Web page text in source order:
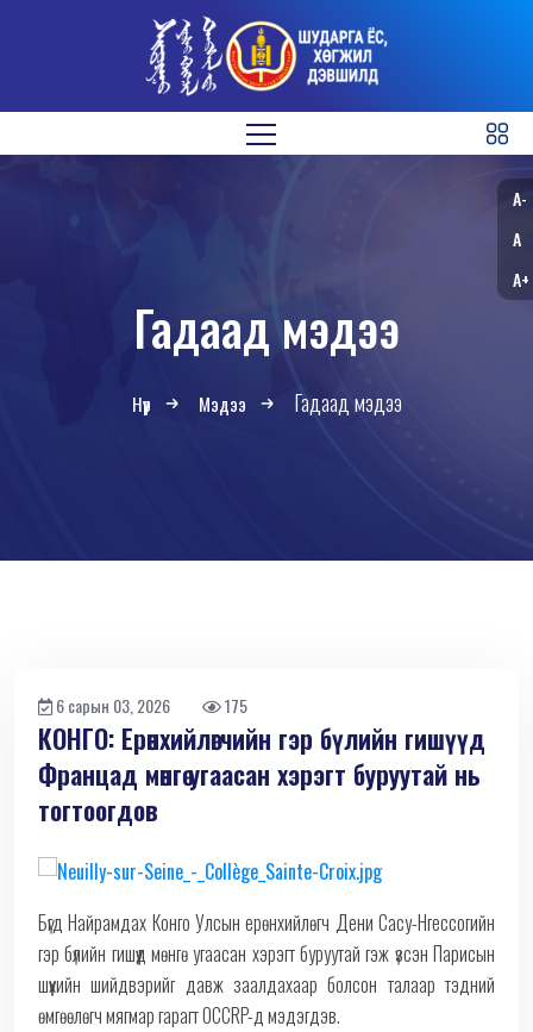
Гадаад мэдээ
Нүүр Мэдээ Гадаад мэдээ
6 сарын 03, 2026 175
КОНГО: Ерөнхийлөгчийн гэр бүлийн гишүүд
Францад мөнгө угаасан хэрэгт буруутай нь
тогтоогдов
Бүгд Найрамдах Конго Улсын ерөнхийлөгч Дени Сасу-Нгессогийн
гэр бүлийн гишүүд мөнгө угаасан хэрэгт буруутай гэж үзсэн Парисын
шүүхийн шийдвэрийг давж заалдахаар болсон талаар тэдний
өмгөөлөгч мягмар гарагт OCCRP-д мэдэгдэв.
A-
A
A+